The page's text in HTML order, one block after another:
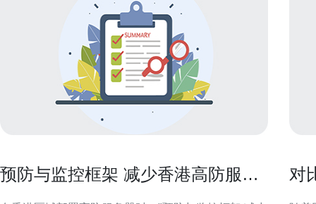
预防与监控框架 减少香港高防服务
对